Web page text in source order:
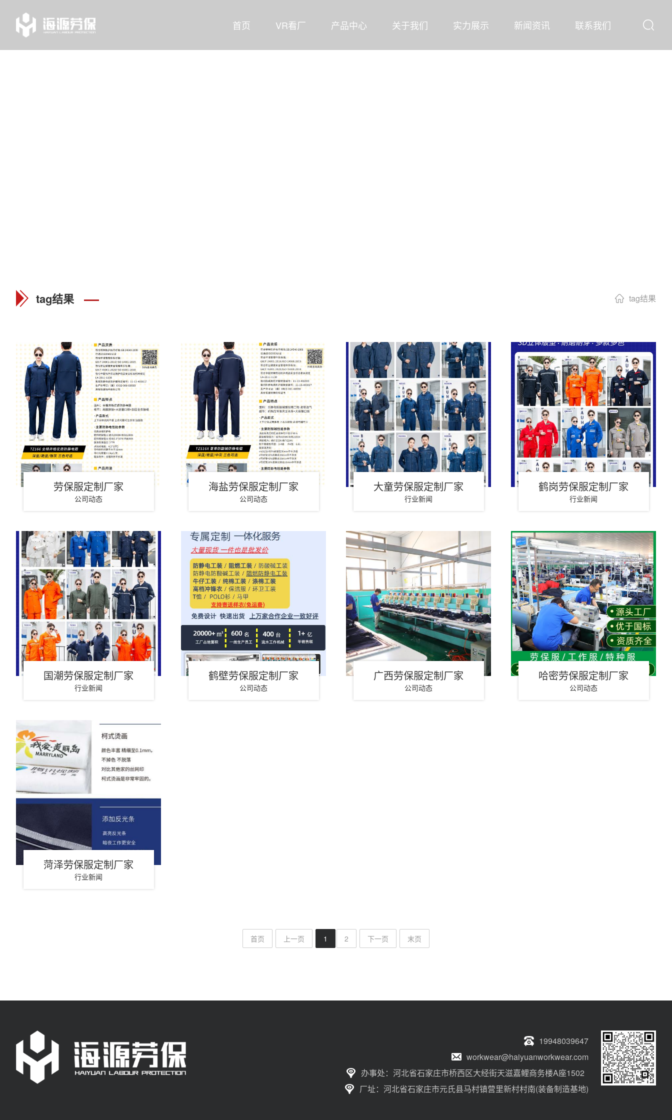
首页 VR看厂 产品中心 关于我们 实力展示 新闻资讯 联系我们
tag结果
tag结果
劳保服定制厂家
公司动态
海盐劳保服定制厂家
公司动态
大童劳保服定制厂家
行业新闻
鹤岗劳保服定制厂家
行业新闻
国潮劳保服定制厂家
行业新闻
鹤壁劳保服定制厂家
公司动态
广西劳保服定制厂家
公司动态
哈密劳保服定制厂家
公司动态
菏泽劳保服定制厂家
行业新闻
首页 上一页 1 2 下一页 末页
19948039647
workwear@haiyuanworkwear.com
办事处：河北省石家庄市桥西区大经街天滋嘉鲤商务楼A座1502
厂址：河北省石家庄市元氏县马村镇营里新村村南(装备制造基地)